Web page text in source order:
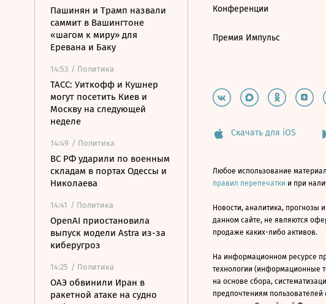
Пашинян и Трамп назвали
саммит в Вашингтоне
«шагом к миру» для
Еревана и Баку
14:53 / Политика
ТАСС: Уиткофф и Кушнер
могут посетить Киев и
Москву на следующей
неделе
14:49 / Политика
ВС РФ ударили по военным
складам в портах Одессы и
Николаева
14:41 / Политика
OpenAI приостановила
выпуск модели Astra из-за
киберугроз
14:25 / Политика
ОАЭ обвинили Иран в
ракетной атаке на судно
Конференции
Премия Импульс
Скачать для iOS
Любое использование
правил перепечатки и при
Новости, аналитика, прогнозы
данном сайте, не являются
продаже каких-либо активов.
На информационном ресурсе
технологии (информационные
на основе сбора,
предпочтениям